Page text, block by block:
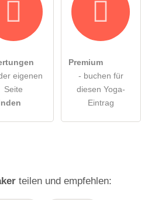
eigenen
Seite
Premium
- buchen für
diesen Yoga-
Eintrag
teilen und empfehlen: